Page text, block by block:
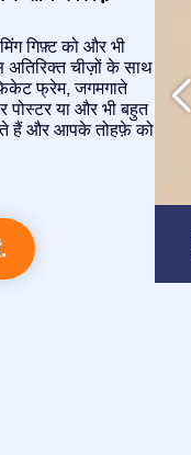
गिफ़्ट को और भी
चीज़ों के साथ
फ्रेम, जगमगाते
पोस्टर या और भी बहुत
हैं और आपके तोहफ़े को